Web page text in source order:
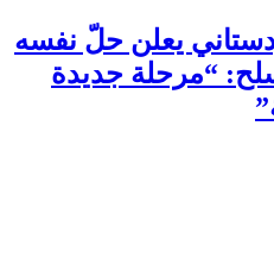
يعلن حلّ نفسه
“مرحلة جديدة